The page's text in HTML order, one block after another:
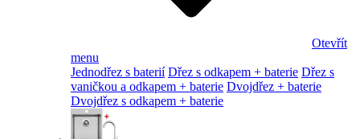
Otevřít
menu
Jednodřez s baterií Dřez s odkapem + baterie Dřez s
vaničkou a odkapem + baterie Dvojdřez + baterie
Dvojdřez s odkapem + baterie